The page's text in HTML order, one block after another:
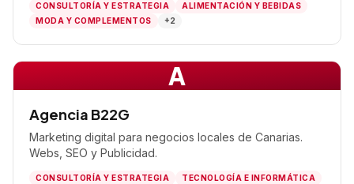
CONSULTORÍA Y ESTRATEGIA
ALIMENTACIÓN Y BEBIDAS
MODA Y COMPLEMENTOS
+2
A
Agencia B22G
Marketing digital para negocios locales de Canarias.
Webs, SEO y Publicidad.
CONSULTORÍA Y ESTRATEGIA
TECNOLOGÍA E INFORMÁTICA